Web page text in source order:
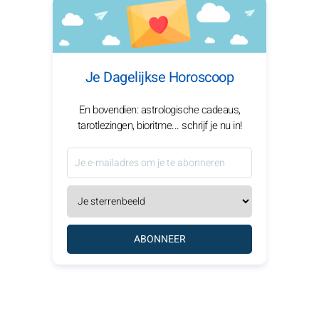
Je Dagelijkse Horoscoop
En bovendien: astrologische cadeaus,
tarotlezingen, bioritme... schrijf je nu in!
ABONNEER